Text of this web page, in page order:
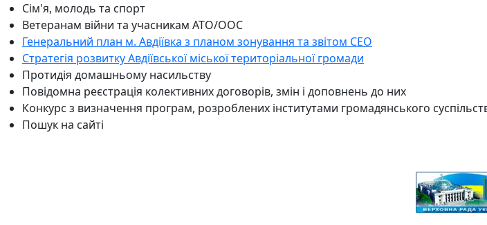
Сім'я, молодь та спорт
Ветеранам війни та учасникам АТО/ООС
Генеральний план м. Авдіївка з планом зонування та звітом СЕО
Стратегія розвитку Авдіївської міської територіальної громади
Протидія домашньому насильству
Повідомна реєстрація колективних договорів, змін і доповнень до них
Конкурс з визначення програм, розроблених інститутами громадянського
Пошук на сайті